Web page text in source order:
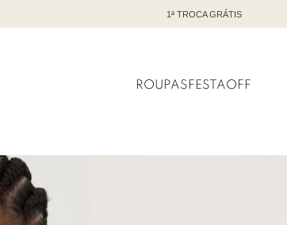
TODO OFF COM ATÉ 60% DE DESCONTO
ROUPASFESTAOFF